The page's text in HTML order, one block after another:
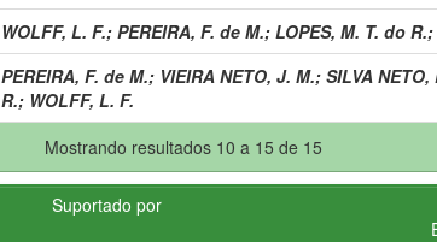
WOLFF, L. F.; PEREIRA, F. de M.; LOPES, M. T. do R.;
PEREIRA, F. de M.; VIEIRA NETO, J. M.; SILVA NETO,
R.; WOLFF, L. F.
Mostrando resultados 10 a 15 de 15
Suportado por